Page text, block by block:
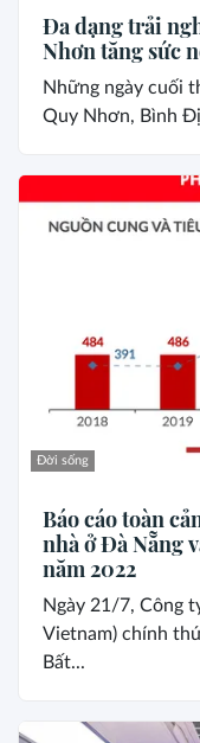
Đa dạng trải
Nhơn tăng sức
Những ngày cuối
Quy Nhơn, Bình
Đời sống
Báo cáo toàn
nhà ở Đà Nẵng
năm 2022
Ngày 21/7, Công
Vietnam) chính
Bất...